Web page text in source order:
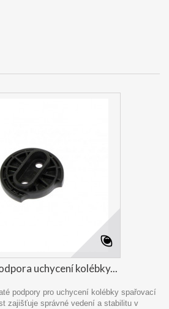
uchycení kolébky...
podpory pro uchycení kolébky spařovací
zajišťuje správné vedení a stabilitu v